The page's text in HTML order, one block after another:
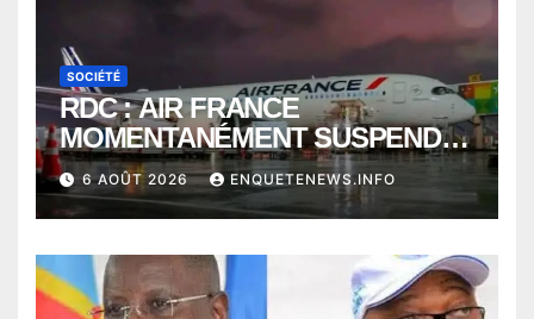
SOCIÉTÉ
RDC : AIR FRANCE
MOMENTANÉMENT SUSPENDU
ENTRE KINSHASA ET PARIS ?
6 AOÛT 2026 ENQUETENEWS.INFO